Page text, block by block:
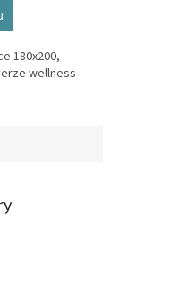
180x200,
wellness